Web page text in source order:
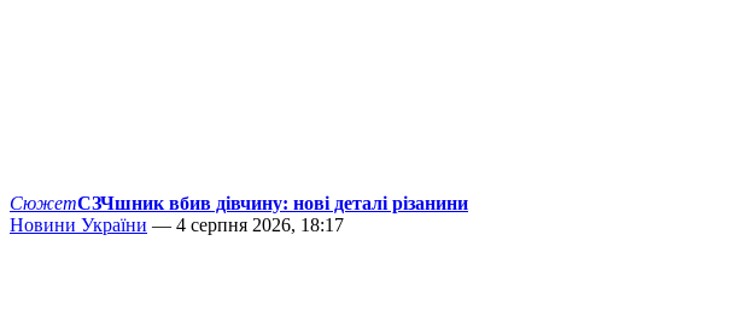
СюжетСЗЧшник вбив дівчину: нові деталі різанини
Новини України — 4 серпня 2026, 18:17